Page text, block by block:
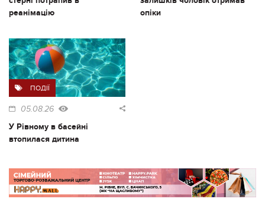
реанімацію
опіки
ПОДІЇ
05.08.26
У Рівному в басейні
втопилася дитина